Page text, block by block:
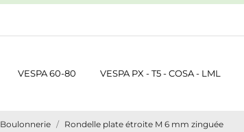
VESPA 60-80 VESPA PX - T5 - COSA - LML
Boulonnerie Rondelle plate étroite M 6 mm zinguée